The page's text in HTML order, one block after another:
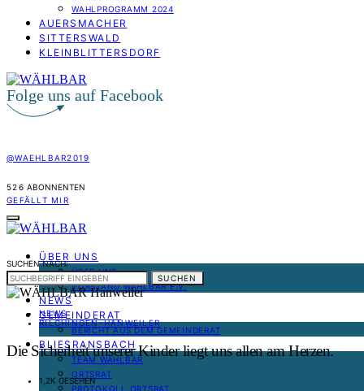
WAHLPROGRAMM 2024
AUERSMACHER
SITTERSWALD
KLEINBLITTERSDORF
Folge uns auf Facebook
@WAEHLBAR2019
526 ABONNENTEN
GEFÄLLT MIR
ÜBER UNS
ÜBER UNS
VORSTAND WÄHLBAR E.V.
NEWS
GEMEINDERAT
BERICHT AUS DEM GEMEINDERAT
BLIESRANSBACH
TEAM WÄHLBAR
ORTSRAT
PROTOKOLL ORTSRAT
SUCHEN NACH:
SUCHEN
NEWS
RILCHINGEN-HANWEILER
Die Sicherheit unserer Kinder liegt uns allen am Herzen.
1,2K GESEHEN